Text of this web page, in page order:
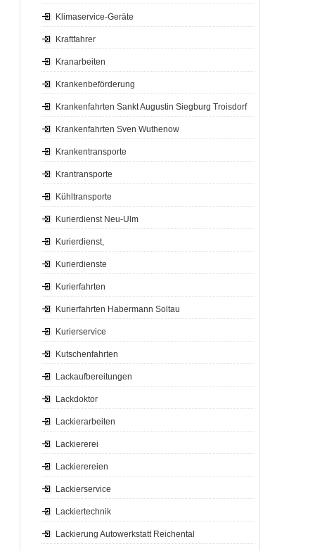
Klimaservice-Geräte
Kraftfahrer
Kranarbeiten
Krankenbeförderung
Krankenfahrten Sankt Augustin Siegburg Troisdorf
Krankenfahrten Sven Wuthenow
Krankentransporte
Krantransporte
Kühltransporte
Kurierdienst Neu-Ulm
Kurierdienst,
Kurierdienste
Kurierfahrten
Kurierfahrten Habermann Soltau
Kurierservice
Kutschenfahrten
Lackaufbereitungen
Lackdoktor
Lackierarbeiten
Lackiererei
Lackierereien
Lackierservice
Lackiertechnik
Lackierung Autowerkstatt Reichental